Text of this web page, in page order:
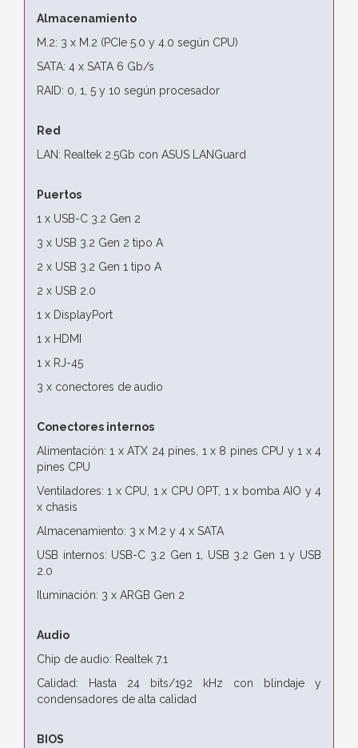
Almacenamiento
M.2: 3 x M.2 (PCIe 5.0 y 4.0 según CPU)
SATA: 4 x SATA 6 Gb/s
RAID: 0, 1, 5 y 10 según procesador
Red
LAN: Realtek 2.5Gb con ASUS LANGuard
Puertos
1 x USB-C 3.2 Gen 2
3 x USB 3.2 Gen 2 tipo A
2 x USB 3.2 Gen 1 tipo A
2 x USB 2.0
1 x DisplayPort
1 x HDMI
1 x RJ-45
3 x conectores de audio
Conectores internos
Alimentación: 1 x ATX 24 pines, 1 x 8 pines CPU y 1 x 4
pines CPU
Ventiladores: 1 x CPU, 1 x CPU OPT, 1 x bomba AIO y 4
x chasis
Almacenamiento: 3 x M.2 y 4 x SATA
USB internos: USB-C 3.2 Gen 1, USB 3.2 Gen 1 y USB
2.0
Iluminación: 3 x ARGB Gen 2
Audio
Chip de audio: Realtek 7.1
Calidad: Hasta 24 bits/192 kHz con blindaje y
condensadores de alta calidad
BIOS